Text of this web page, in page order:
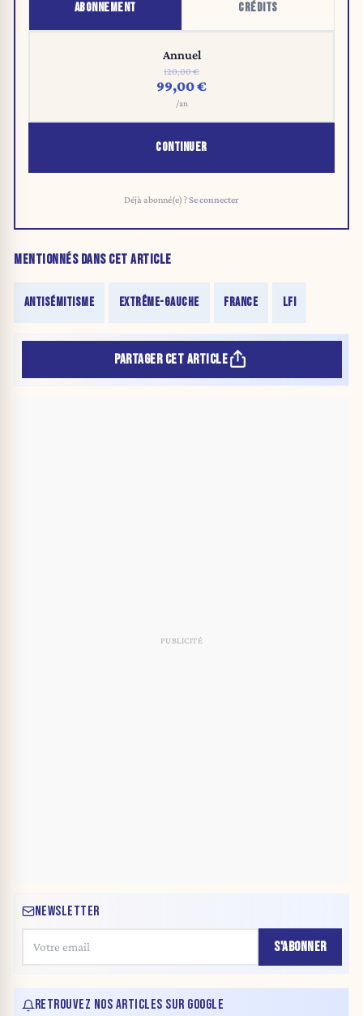
ABONNEMENT CRÉDITS
Annuel
120,00 €
99,00 €
/an
CONTINUER
Déjà abonné(e) ?Se connecter
MENTIONNÉS DANS CET ARTICLE
ANTISÉMITISME EXTRÊME-GAUCHE FRANCE LFI
PARTAGER CET ARTICLE
NEWSLETTER
S'ABONNER
RETROUVEZ NOS ARTICLES SUR GOOGLE